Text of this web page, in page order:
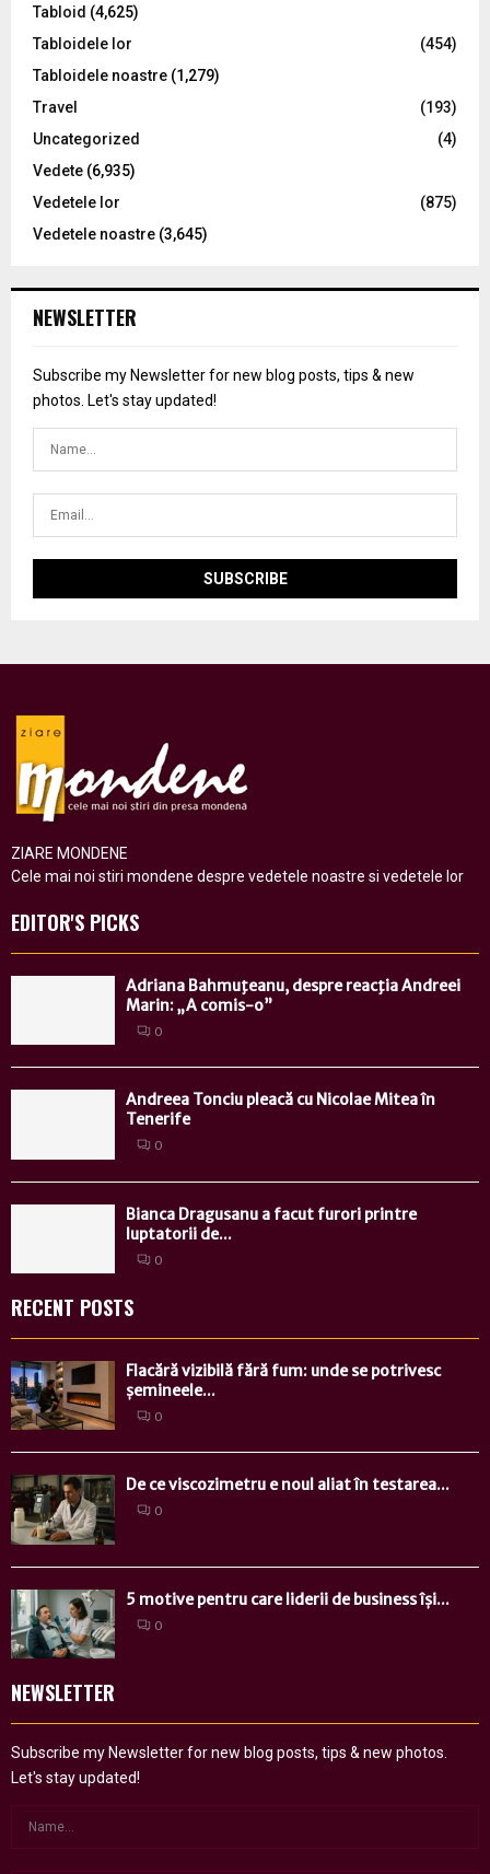
Tabloid (4,625)
Tabloidele lor
(454)
Tabloidele noastre (1,279)
Travel
(193)
Uncategorized
(4)
Vedete (6,935)
Vedetele lor
(875)
Vedetele noastre (3,645)
NEWSLETTER
Subscribe my Newsletter for new blog posts, tips & new
photos. Let's stay updated!
ZIARE MONDENE
Cele mai noi stiri mondene despre vedetele noastre si vedetele lor
EDITOR'S PICKS
Adriana Bahmuţeanu, despre reacţia Andreei
Marin: „A comis-o”
0
Andreea Tonciu pleacă cu Nicolae Mitea în
Tenerife
0
Bianca Dragusanu a facut furori printre
luptatorii de...
0
RECENT POSTS
Flacără vizibilă fără fum: unde se potrivesc
șemineele...
0
De ce viscozimetru e noul aliat în testarea...
0
5 motive pentru care liderii de business își...
0
NEWSLETTER
Subscribe my Newsletter for new blog posts, tips & new photos.
Let's stay updated!